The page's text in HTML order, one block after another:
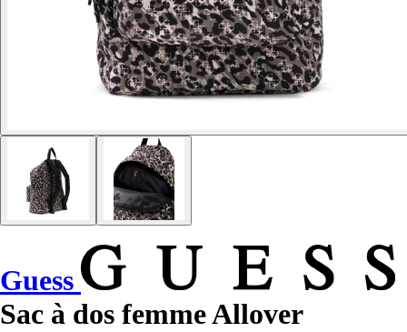
Guess
Sac à dos femme Allover